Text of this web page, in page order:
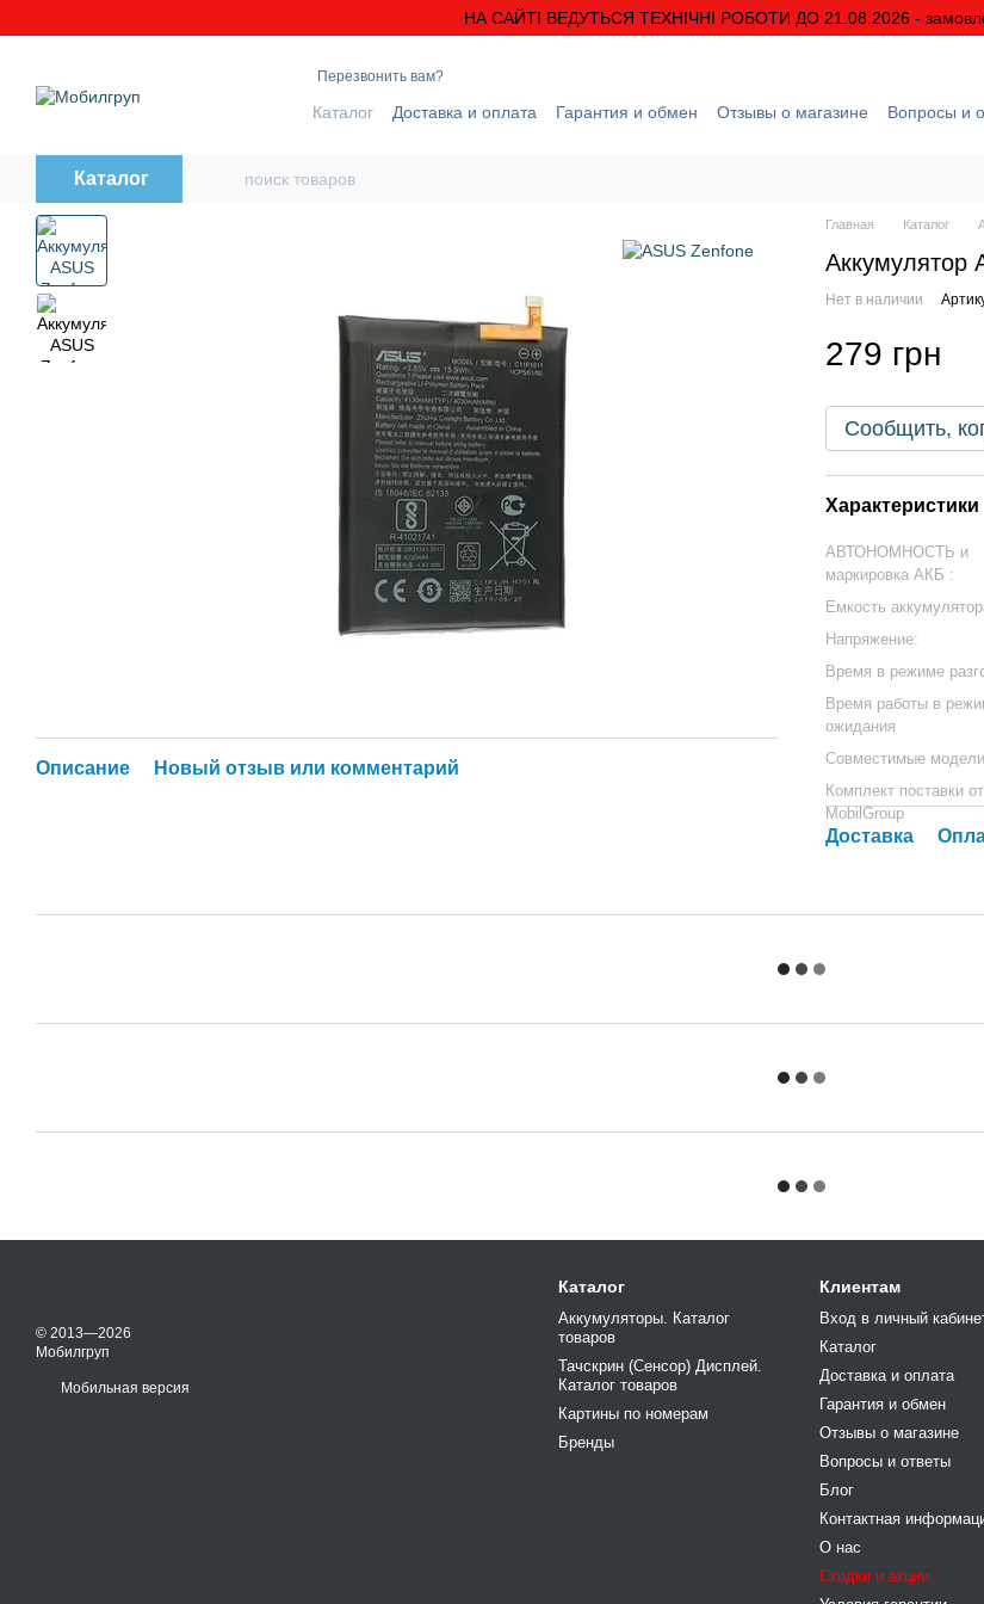
НА САЙТІ ВЕДУТЬСЯ ТЕХНІЧНІ РОБОТИ ДО 21.08.2026 -
Перезвонить вам?
Каталог Доставка и оплата Гарантия и обмен Отзывы о магазине
Вопросы и
Каталог
Описание Новый отзыв или комментарий
Главная Каталог
Аккумулятор
Нет в наличии
279 грн
Сообщить,
Характеристики
АВТОНОМНОСТЬ и
маркировка АКБ :
Емкость
Напряжение:
Время в режиме
Время работы в
ожидания
Совместимые
Комплект поставки от
MobilGroup
Доставка
© 2013—2026
Мобилгруп
Мобильная версия
Каталог
Аккумуляторы. Каталог
товаров
Тачскрин (Сенсор) Дисплей.
Каталог товаров
Картины по номерам
Бренды
Клиентам
Вход в личный
Каталог
Доставка и оплата
Гарантия и обмен
Отзывы о магазине
Вопросы и ответы
Блог
Контактная
О нас
Скидки и акции